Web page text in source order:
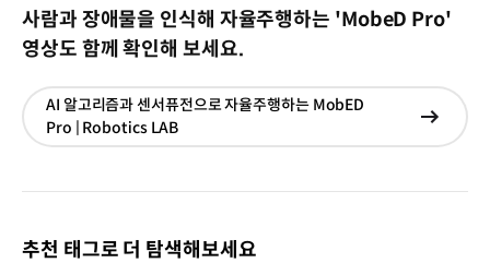
사람과 장애물을 인식해 자율주행하는 'MobeD Pro'
영상도 함께 확인해 보세요.
AI 알고리즘과 센서퓨전으로 자율주행하는 MobED
Pro | Robotics LAB
현재
이동
추천 태그로 더 탐색해보세요